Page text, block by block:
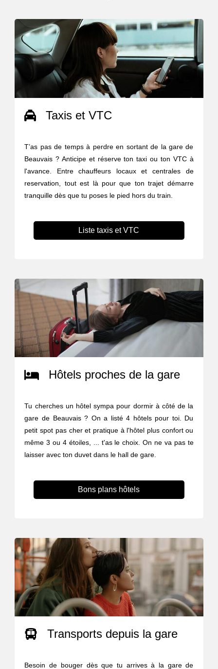
Taxis et VTC
T’as pas de temps à perdre en sortant de la gare de
Beauvais ? Anticipe et réserve ton taxi ou ton VTC à
l'avance. Entre chauffeurs locaux et centrales de
reservation, tout est là pour que ton trajet démarre
tranquille dès que tu poses le pied hors du train.
Liste taxis et VTC
Hôtels proches de la gare
Tu cherches un hôtel sympa pour dormir à côté de la
gare de Beauvais ? On a listé 4 hôtels pour toi. Du
petit spot pas cher et pratique à l'hôtel plus confort ou
même 3 ou 4 étoiles, ... t'as le choix. On ne va pas te
laisser avec ton duvet dans le hall de gare.
Bons plans hôtels
Transports depuis la gare
Besoin de bouger dès que tu arrives à la gare de